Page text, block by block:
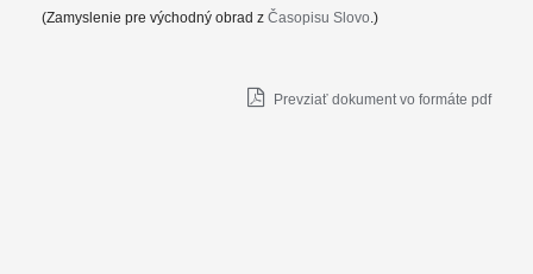
(Zamyslenie pre východný obrad z Časopisu Slovo.)
Prevziať dokument vo formáte pdf